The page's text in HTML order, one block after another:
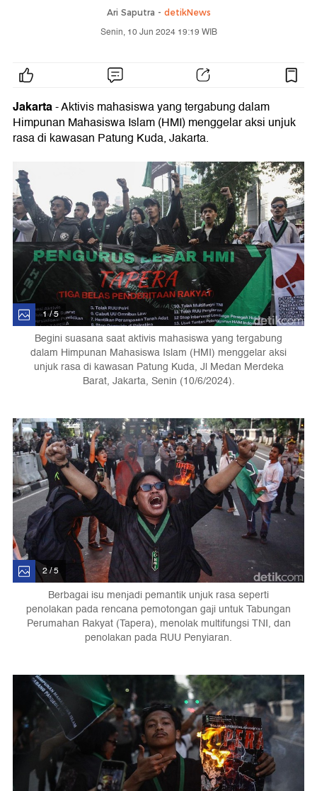
Ari Saputra - detikNews
Senin, 10 Jun 2024 19:19 WIB
Jakarta- Aktivis mahasiswa yang tergabung dalam
Himpunan Mahasiswa Islam (HMI) menggelar aksi unjuk
rasa di kawasan Patung Kuda, Jakarta.
1 / 5
Begini suasana saat aktivis mahasiswa yang tergabung
dalam Himpunan Mahasiswa Islam (HMI) menggelar aksi
unjuk rasa di kawasan Patung Kuda, Jl Medan Merdeka
Barat, Jakarta, Senin (10/6/2024).
2 / 5
Berbagai isu menjadi pemantik unjuk rasa seperti
penolakan pada rencana pemotongan gaji untuk Tabungan
Perumahan Rakyat (Tapera), menolak multifungsi TNI, dan
penolakan pada RUU Penyiaran.